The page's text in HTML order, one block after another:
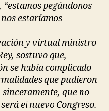
pegándonos
estaríamos
y virtual ministro
sostuvo que,
se había complicado
que pudieron
sinceramente, que no
el nuevo Congreso.